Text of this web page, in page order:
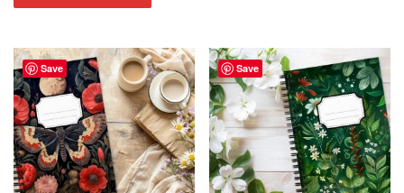
Save Save